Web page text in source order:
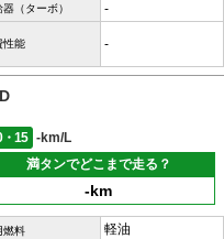
（ターボ） -
性能 -
・15
-km/L
満タンでどこまで走る？
-km
燃料
軽油